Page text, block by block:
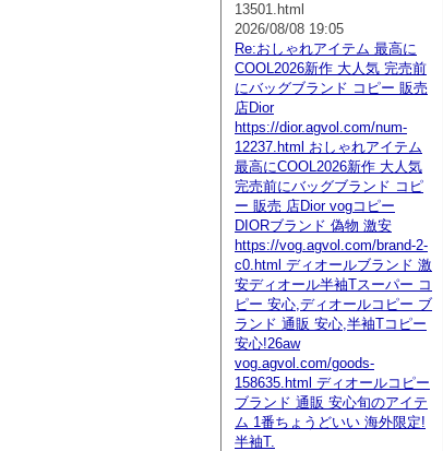
13501.html
2026/08/08 19:05
Re:おしゃれアイテム 最高に
COOL2026新作 大人気 完売前
にバッグブランド コピー 販売
店Dior
https://dior.agvol.com/num-
12237.html おしゃれアイテム
最高にCOOL2026新作 大人気
完売前にバッグブランド コピ
ー 販売 店Dior vogコピー
DIORブランド 偽物 激安
https://vog.agvol.com/brand-2-
c0.html ディオールブランド 激
安ディオール半袖Tスーパー コ
ピー 安心,ディオールコピー ブ
ランド 通販 安心,半袖Tコピー
安心!26aw
vog.agvol.com/goods-
158635.html ディオールコピー
ブランド 通販 安心旬のアイテ
ム 1番ちょうどいい 海外限定!
半袖T.